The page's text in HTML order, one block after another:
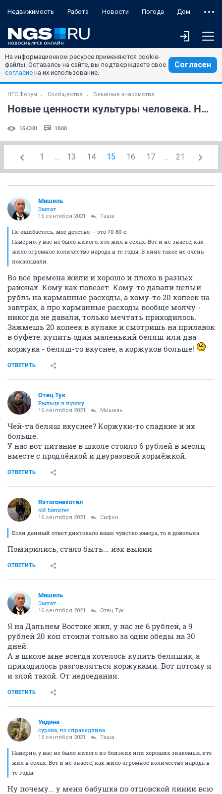
Недвижимость Работа Новости Погода Дом
На информационном ресурсе применяются cookie-
файлы. Оставаясь на сайте, вы подтверждаете свое
согласие на их использование.
Согласен
НГС.Форум Сообщества Бешеные знакомства
Новые ценности культуры человека. Нравственность.
154381 1000
1 ... 13 14 15 16 17 ... 21
Мишель
Эмпат
16 сентября 2021 Таша
Не ошибаетесь, моё детство — это 70-80-е.
Наверно, у вас не было никого, кто жил в сёлах. Вот и не знаете, как
жило огромное количество народа в те годы. В кино такое не очень
показывали.
Во все времена жили и хорошо и плохо в разных
районах. Кому как повезет. Кому-то давали целый
рубль на карманные расходы, а кому-то 20 копеек на
завтрак, а про карманные расходы вообще молчу -
никогда не давали, только мечтать приходилось.
Зажмешь 20 копеек в кулаке и смотришь на прилавок
в буфете: купить один маленький беляш или два
коржука - беляш-то вкуснее, а коржуков больше!
ОТВЕТИТЬ
Отец Тук
Рыльце в пушку
16 сентября 2021 Мишель
Чей-та беляш вкуснее? Коржуки-то сладкие и их
больше.
У нас вот питание в школе стоило 6 рублей в месяц
вместе с продлёнкой и двуразовой кормёжкой.
ОТВЕТИТЬ
Яэтогонехотел
old hamster
16 сентября 2021 Сифон
Если данный ответ диктовало ваше чувство юмора, то я довольна
Помирились, стало быть... иэх выиии
ОТВЕТИТЬ
Мишель
Эмпат
16 сентября 2021 Отец Тук
Я на Дальнем Востоке жил, у нас не 6 рублей, а 9
рублей 20 коп стоили только за одни обеды на 30
дней.
А в школе мне всегда хотелось купить беляшик, а
приходилось разговляться коржуками. Вот потому я
и злой такой. От недоедания.
ОТВЕТИТЬ
Ундинa
сурова, но справедлива
16 сентября 2021 Таша
Наверно, у вас не было никого из близких или хороших знакомых, кто
жил в сёлах. Вот и не знаете, как жило огромное количество народа в
те годы.
Ну почему... у меня бабушка по отцовской линии всю